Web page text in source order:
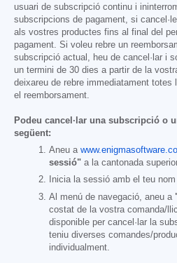
usuari de subscripció continu i
subscripcions de pagament, si
als vostres productes fins al final del
pagament. Si voleu rebre un
subscripció actual, heu de cancel·lar i
un termini de 30 dies a partir de la
deixareu de rebre immediatament
el reemborsament.
Podeu cancel·lar una subscripció o
següent:
Aneu a
sessió" a la cantonada
Inicia la sessió amb el teu
Al menú de navegació, aneu a
costat de la vostra comanda/
disponible per cancel·lar la
teniu diverses comandes/
individualment.